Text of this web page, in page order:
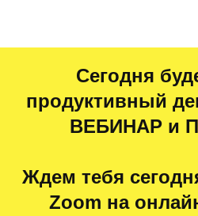
Сегодня
продуктивный
ВЕБИНАР и
Ждем тебя
Zoom на